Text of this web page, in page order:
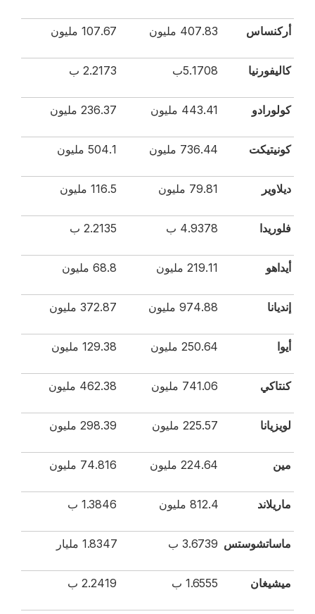
أركنساس 407.83 مليون 107.67 مليون
كاليفورنيا 5.1708ب 2.2173 ب
كولورادو 443.41 مليون 236.37 مليون
كونيتيكت 736.44 مليون 504.1 مليون
ديلاوير 79.81 مليون 116.5 مليون
فلوريدا 4.9378 ب 2.2135 ب
أيداهو 219.11 مليون 68.8 مليون
إنديانا 974.88 مليون 372.87 مليون
أيوا 250.64 مليون 129.38 مليون
كنتاكي 741.06 مليون 462.38 مليون
لويزيانا 225.57 مليون 298.39 مليون
مين 224.64 مليون 74.816 مليون
ماريلاند 812.4 مليون 1.3846 ب
ماساتشوستس 3.6739 ب 1.8347 مليار
ميشيغان 1.6555 ب 2.2419 ب